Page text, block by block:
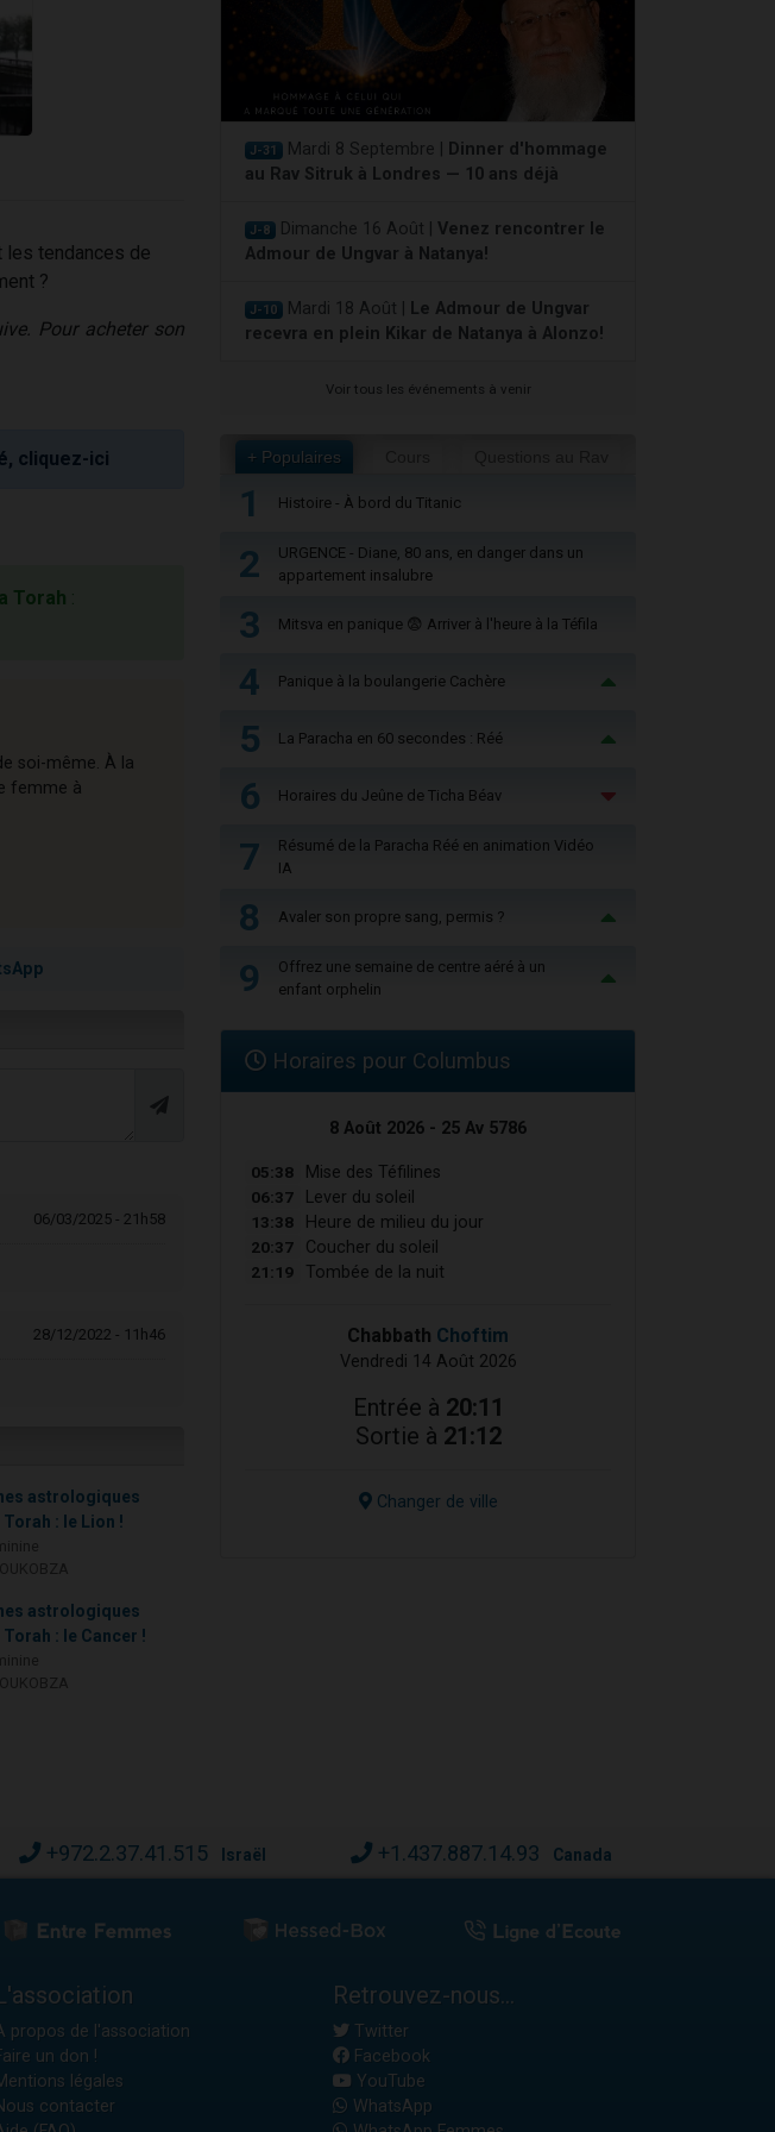
les tendances de
?
Pour acheter son
cliquez-ici
Torah :
soi-même. À la
femme à
06/03/2025 - 21h58
28/12/2022 - 11h46
astrologiques
: le Lion !
astrologiques
: le Cancer !
J-31 Mardi 8 Septembre |
Dinner d'hommage
au Rav Sitruk à Londres — 10 ans déjà
J-8 Dimanche 16 Août | Venez rencontrer le
Admour de Ungvar à Natanya!
J-10 Mardi 18 Août |
Le Admour de Ungvar
recevra en plein Kikar de Natanya à Alonzo!
Voir tous les événements à venir
+ Populaires
1 Histoire - À bord du Titanic
2
URGENCE - Diane, 80 ans, en danger dans un
appartement insalubre
3 Mitsva en panique 😨 Arriver à l'heure à la Téfila
4 Panique à la boulangerie Cachère
5 La Paracha en 60 secondes : Réé
6 Horaires du Jeûne de Ticha Béav
7
Résumé de la Paracha Réé en animation Vidéo
IA
8 Avaler son propre sang, permis ?
9
Offrez une semaine de centre aéré à un
enfant orphelin
Horaires pour Columbus
8 Août 2026 - 25 Av 5786
05:38 Mise des Téfilines
06:37 Lever du soleil
13:38 Heure de milieu du jour
20:37 Coucher du soleil
21:19 Tombée de la nuit
Chabbath Choftim
Vendredi 14 Août 2026
Entrée à 20:11
Sortie à 21:12
Changer de ville
+972.2.37.41.515 Israël +1.437.887.14.93 Canada
propos de l'association
un don !
légales
contacter
Retrouvez-nous...
Twitter
Facebook
YouTube
WhatsApp